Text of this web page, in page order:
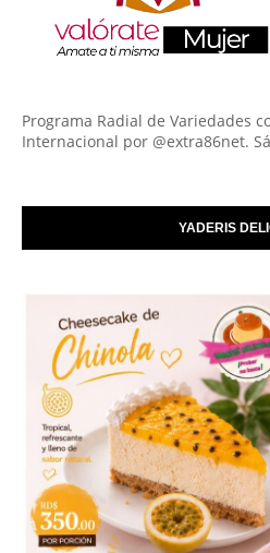
Programa Radial de Variedades
Internacional por @extra86net.
YADERIS